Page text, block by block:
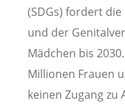
(SDGs) fordert die
und der
Mädchen bis
Millionen Frauen
keinen Zugang zu